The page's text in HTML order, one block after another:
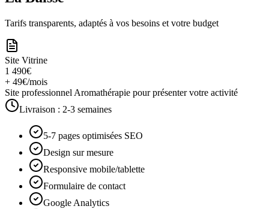
Tarifs transparents, adaptés à vos besoins et votre budget
Site Vitrine
1 490€
+ 49€/mois
Site professionnel Aromathérapie pour présenter votre activité
Livraison : 2-3 semaines
5-7 pages optimisées SEO
Design sur mesure
Responsive mobile/tablette
Formulaire de contact
Google Analytics